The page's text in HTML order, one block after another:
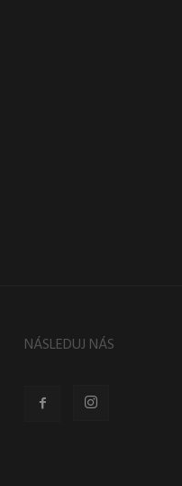
NÁSLEDUJ NÁS